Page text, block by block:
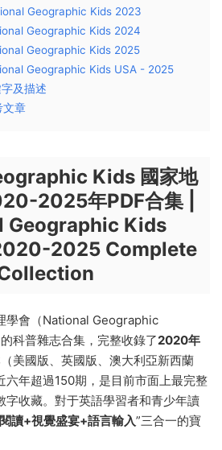
Geographic Kids 2023
Geographic Kids 2024
Geographic Kids 2025
Geographic Kids USA - 2025
及描述
文章
Kids 國家地
2025年PDF合集 |
Geographic Kids
2025 Complete
學會（National Geographic
科普雜志合集，完整收錄了2020年
美國版、英國版、澳大利亞新西蘭
六年超過150期，是目前市面上最完整
字收藏。對于英語學習者和青少年讀
讀+視覺盛宴+語言輸入”三合一的寶